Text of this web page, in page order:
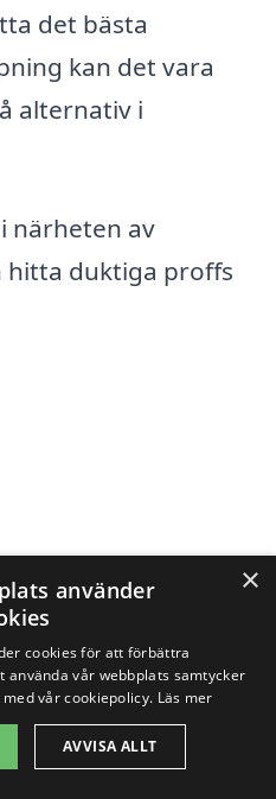
det bästa
kan det vara
alternativ i
närheten av
hitta duktiga proffs
×
använder
cookies för att förbättra
använda vår webbplats samtycker
vår cookiepolicy. Läs mer
AVVISA ALLT